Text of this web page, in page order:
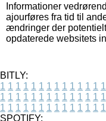
Informationer
ajourføres fra tid til
ændringer der
opdaterede websitets
BITLY:
1 1 1 1 1 1 1 1 1 1 1 1 1 1
1 1 1 1 1 1 1 1 1 1 1 1 1 1
1 1 1 1 1 1 1 1 1 1 1 1 1 1
SPOTIFY: